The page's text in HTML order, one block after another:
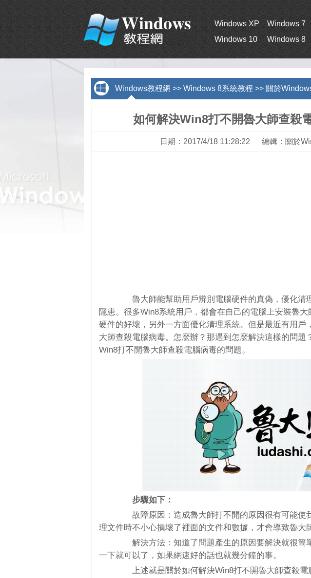
Windows XP Windows 7
Windows 10
Windows 8
Windows教程網 >> Windows 8系統教程 >> 關於
如何解決Win8打不開魯大師查殺
日期：2017/4/18 11:28:22 編輯：關於
魯大師能幫助用戶辨別電腦硬件的真偽，優化清
隱患。很多Win8系統用戶，都會在自己的電腦上安裝魯
硬件的好壞，另外一方面優化清理系統。但是最近有用戶
大師查殺電腦病毒。怎麼辦？那遇到怎麼解決這樣的問題
Win8打不開魯大師查殺電腦病毒的問題。
步驟如下：
故障原因：造成魯大師打不開的原因很有可能使
理文件時不小心損壞了裡面的文件和數據，才會導致魯大
解決方法：知道了問題產生的原因要解決就很簡
一下就可以了，如果網速好的話也就幾分鐘的事。
上述就是關於如何解決Win8打不開魯大師查殺電